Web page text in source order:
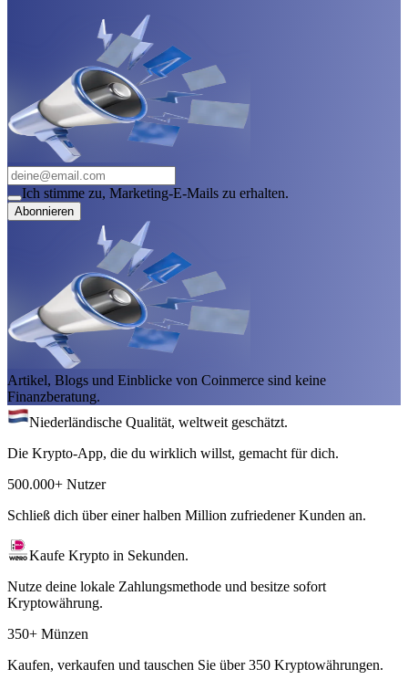
Ich stimme zu, Marketing-E-Mails zu erhalten.
Abonnieren
Artikel, Blogs und Einblicke von Coinmerce sind keine
Finanzberatung.
Niederländische Qualität, weltweit geschätzt.
Die Krypto-App, die du wirklich willst, gemacht für dich.
500.000+ Nutzer
Schließ dich über einer halben Million zufriedener Kunden an.
Kaufe Krypto in Sekunden.
Nutze deine lokale Zahlungsmethode und besitze sofort
Kryptowährung.
350+ Münzen
Kaufen, verkaufen und tauschen Sie über 350 Kryptowährungen.